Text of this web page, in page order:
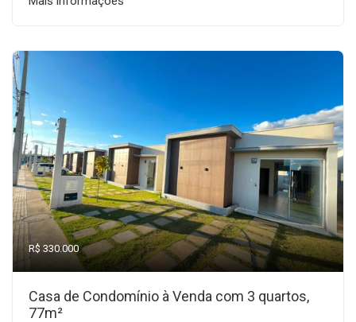
R$ 330.000
Casa de Condomínio à Venda com 3 quartos,
77m²